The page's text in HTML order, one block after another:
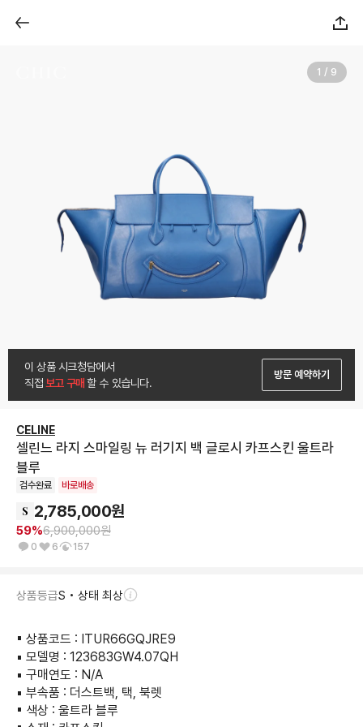
1 / 9
이 상품 시크청담에서
직접 보고 구매 할 수 있습니다.
방문 예약하기
CELINE
셀린느 라지 스마일링 뉴 러기지 백 글로시 카프스킨 울트라
블루
검수완료 바로배송
2,785,000원
59%6,900,000원
0 6 157
상품등급S • 상태 최상
▪︎ 상품코드 : ITUR66GQJRE9
▪︎ 모델명 : 123683GW4.07QH
▪︎ 구매연도 : N/A
▪︎ 부속품 : 더스트백, 택, 북렛
▪︎ 색상 : 울트라 블루